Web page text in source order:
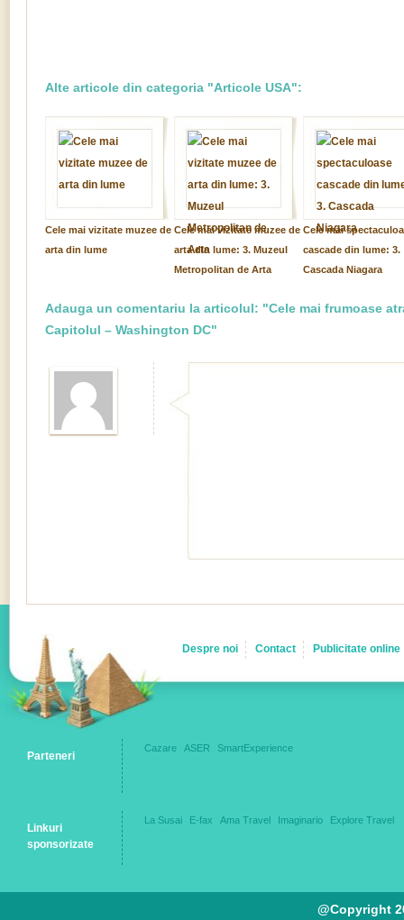
Alte articole din categoria "Articole USA":
Cele mai vizitate muzee de
arta din lume
Cele mai vizitate muzee de
arta din lume: 3. Muzeul
Metropolitan de Arta
Cele mai
cascade din lume: 3.
Cascada Niagara
Adauga un comentariu la articolul: "Cele mai frumoase
Capitolul – Washington DC"
Despre noi Contact Publicitate online
Parteneri
Cazare ASER SmartExperience
Linkuri
sponsorizate
La Susai E-fax Ama Travel Imaginario Explore Travel
@Copyright